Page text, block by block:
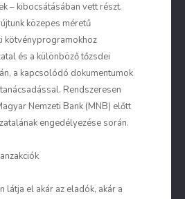
– kibocsátásában vett részt.
közepes méretű
kötvényprogramokhoz
és a különböző tőzsdei
a kapcsolódó dokumentumok
Rendszeresen
Nemzeti Bank (MNB) előtt
engedélyezése során.
látja el akár az eladók, akár a